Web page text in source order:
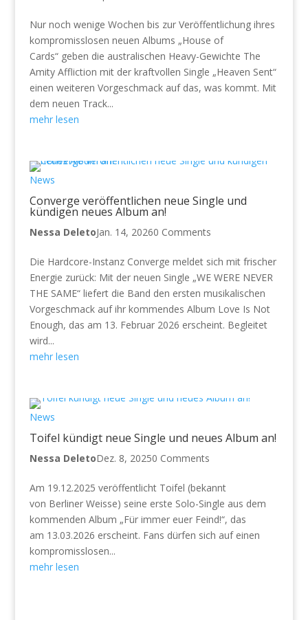
Nur noch wenige Wochen bis zur Veröffentlichung ihres
kompromisslosen neuen Albums „House of
Cards“ geben die australischen Heavy-Gewichte The
Amity Affliction mit der kraftvollen Single „Heaven Sent“
einen weiteren Vorgeschmack auf das, was kommt. Mit
dem neuen Track...
mehr lesen
News
Converge veröffentlichen neue Single und
kündigen neues Album an!
Nessa DeletoJan. 14, 20260 Comments
Die Hardcore-Instanz Converge meldet sich mit frischer
Energie zurück: Mit der neuen Single „WE WERE NEVER
THE SAME“ liefert die Band den ersten musikalischen
Vorgeschmack auf ihr kommendes Album Love Is Not
Enough, das am 13. Februar 2026 erscheint. Begleitet
wird...
mehr lesen
News
Toifel kündigt neue Single und neues Album an!
Nessa DeletoDez. 8, 20250 Comments
Am 19.12.2025 veröffentlicht Toifel (bekannt
von Berliner Weisse) seine erste Solo-Single aus dem
kommenden Album „Für immer euer Feind!“, das
am 13.03.2026 erscheint. Fans dürfen sich auf einen
kompromisslosen...
mehr lesen